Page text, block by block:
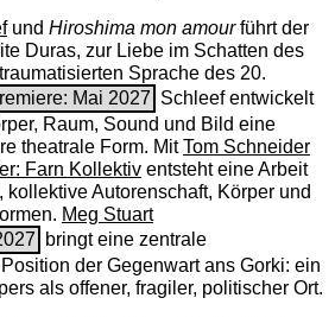
und Hiroshima mon amourführt der
Duras, zur Liebe im Schatten des
Sprache des 20.
Mai 2027 Schleef entwickelt
Raum, Sound und Bild eine
theatrale Form. MitTom Schneider
Farn Kollektiventsteht eine Arbeit
kollektive Autorenschaft, Körper und
Meg Stuart
bringt eine zentrale
der Gegenwart ans Gorki: ein
als offener, fragiler, politischer Ort.